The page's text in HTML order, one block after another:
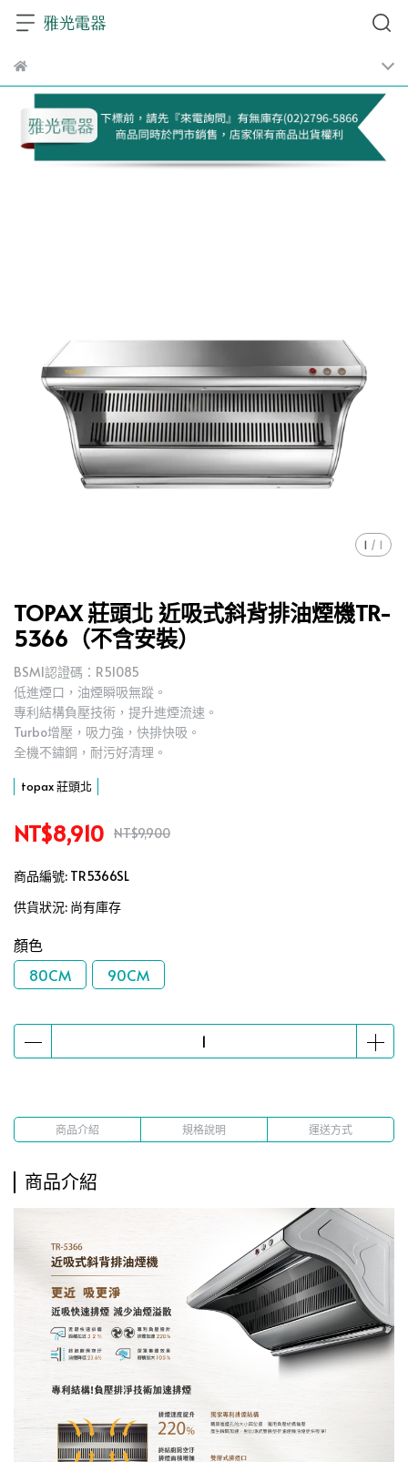
1 / 1
TOPAX 莊頭北 近吸式斜背排油煙機TR-
5366（不含安裝）
BSMI認證碼：R51085
低進煙口，油煙瞬吸無蹤。
專利結構負壓技術，提升進煙流速。
Turbo增壓，吸力強，快排快吸。
全機不鏽鋼，耐污好清理。
topax 莊頭北
NT$8,910 NT$9,900
商品編號: TR5366SL
供貨狀況: 尚有庫存
顏色
80CM
90CM
商品介紹 規格說明 運送方式
商品介紹